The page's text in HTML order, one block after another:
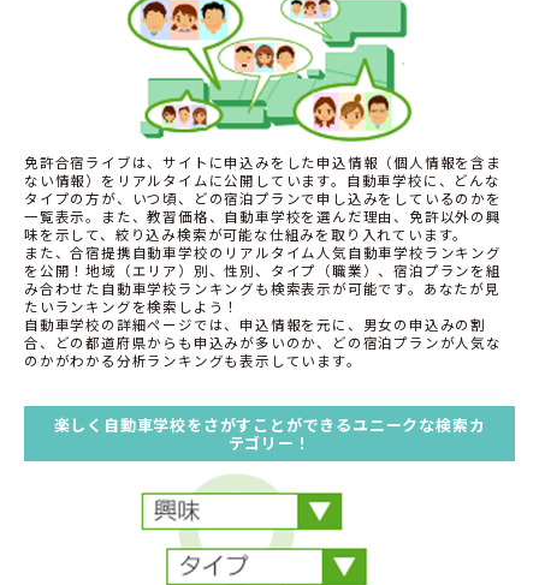
免許合宿ライブは、サイトに申込みをした申込情報（個人情報を含ま
ない情報）をリアルタイムに公開しています。自動車学校に、どんな
タイプの方が、いつ頃、どの宿泊プランで申し込みをしているのかを
一覧表示。また、教習価格、自動車学校を選んだ理由、免許以外の興
味を示して、絞り込み検索が可能な仕組みを取り入れています。
また、合宿提携自動車学校のリアルタイム人気自動車学校ランキング
を公開！地域（エリア）別、性別、タイプ（職業）、宿泊プランを組
み合わせた自動車学校ランキングも検索表示が可能です。あなたが見
たいランキングを検索しよう！
自動車学校の詳細ページでは、申込情報を元に、男女の申込みの割
合、どの都道府県からも申込みが多いのか、どの宿泊プランが人気な
のかがわかる分析ランキングも表示しています。
楽しく自動車学校をさがすことができるユニークな検索カ
テゴリー！